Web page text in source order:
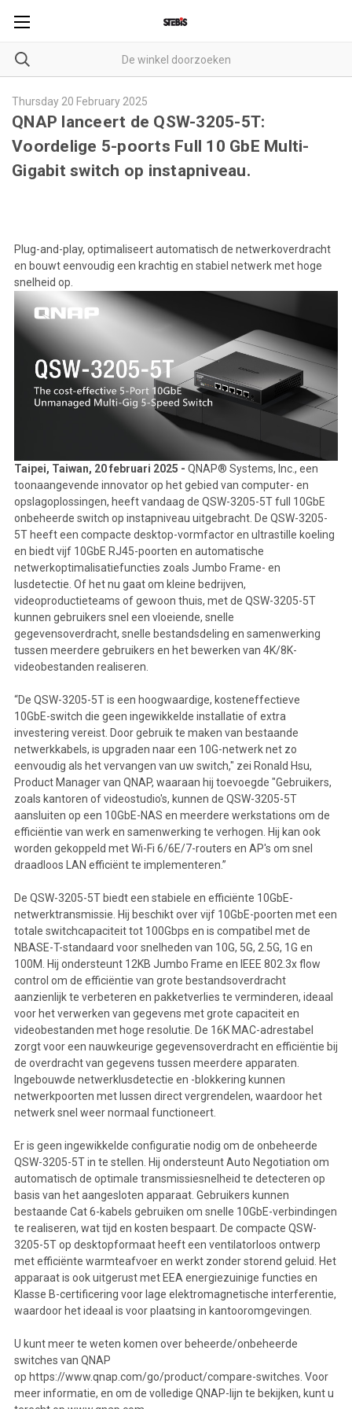
Thursday 20 February 2025
QNAP lanceert de QSW-3205-5T:
Voordelige 5-poorts Full 10 GbE Multi-
Gigabit switch op instapniveau.
Plug-and-play, optimaliseert automatisch de netwerkoverdracht
en bouwt eenvoudig een krachtig en stabiel netwerk met hoge
snelheid op.
Taipei, Taiwan, 20 februari 2025 - QNAP® Systems, Inc., een
toonaangevende innovator op het gebied van computer- en
opslagoplossingen, heeft vandaag de QSW-3205-5Tfull 10GbE
onbeheerde switch op instapniveau uitgebracht. De QSW-3205-
5T heeft een compacte desktop-vormfactor en ultrastille koeling
en biedt vijf 10GbE RJ45-poorten en automatische
netwerkoptimalisatiefuncties zoals Jumbo Frame- en
lusdetectie. Of het nu gaat om kleine bedrijven,
videoproductieteams of gewoon thuis, met de QSW-3205-5T
kunnen gebruikers snel een vloeiende, snelle
gegevensoverdracht, snelle bestandsdeling en samenwerking
tussen meerdere gebruikers en het bewerken van 4K/8K-
videobestanden realiseren.
“De QSW-3205-5T is een hoogwaardige, kosteneffectieve
10GbE-switch die geen ingewikkelde installatie of extra
investering vereist. Door gebruik te maken van bestaande
netwerkkabels, is upgraden naar een 10G-netwerk net zo
eenvoudig als het vervangen van uw switch," zei Ronald Hsu,
Product Manager van QNAP, waaraan hij toevoegde "Gebruikers,
zoals kantoren of videostudio's, kunnen de QSW-3205-5T
aansluiten op een 10GbE-NAS en meerdere werkstations om de
efficiëntie van werk en samenwerking te verhogen. Hij kan ook
worden gekoppeld met Wi-Fi 6/6E/7-routers en AP's om snel
draadloos LAN efficiënt te implementeren.”
De QSW-3205-5T biedt een stabiele en efficiënte 10GbE-
netwerktransmissie. Hij beschikt over vijf 10GbE-poorten met een
totale switchcapaciteit tot 100Gbps en is compatibel met de
NBASE-T-standaard voor snelheden van 10G, 5G, 2.5G, 1G en
100M. Hij ondersteunt 12KB Jumbo Frame en IEEE 802.3x flow
control om de efficiëntie van grote bestandsoverdracht
aanzienlijk te verbeteren en pakketverlies te verminderen, ideaal
voor het verwerken van gegevens met grote capaciteit en
videobestanden met hoge resolutie. De 16K MAC-adrestabel
zorgt voor een nauwkeurige gegevensoverdracht en efficiëntie bij
de overdracht van gegevens tussen meerdere apparaten.
Ingebouwde netwerklusdetectie en -blokkering kunnen
netwerkpoorten met lussen direct vergrendelen, waardoor het
netwerk snel weer normaal functioneert.
Er is geen ingewikkelde configuratie nodig om de onbeheerde
QSW-3205-5T in te stellen. Hij ondersteunt Auto Negotiation om
automatisch de optimale transmissiesnelheid te detecteren op
basis van het aangesloten apparaat. Gebruikers kunnen
bestaande Cat 6-kabels gebruiken om snelle 10GbE-verbindingen
te realiseren, wat tijd en kosten bespaart. De compacte QSW-
3205-5T op desktopformaat heeft een ventilatorloos ontwerp
met efficiënte warmteafvoer en werkt zonder storend geluid. Het
apparaat is ook uitgerust met EEA energiezuinige functies en
Klasse B-certificering voor lage elektromagnetische interferentie,
waardoor het ideaal is voor plaatsing in kantooromgevingen.
U kunt meer te weten komen over beheerde/onbeheerde
switches van QNAP
op https://www.qnap.com/go/product/compare-switches . Voor
meer informatie, en om de volledige QNAP-lijn te bekijken, kunt u